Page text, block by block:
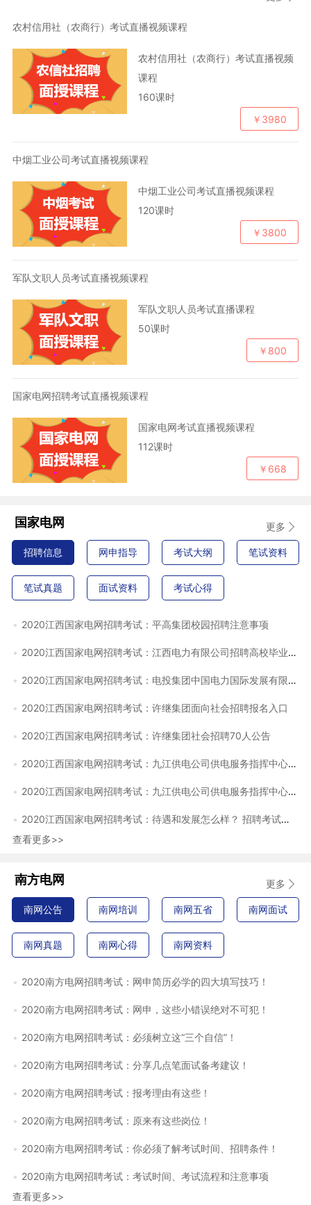
农村信用社（农商行）考试直播视频课程
农村信用社（农商行）考试直播视频
课程
160课时
￥3980
中烟工业公司考试直播视频课程
中烟工业公司考试直播视频课程
120课时
￥3800
军队文职人员考试直播视频课程
军队文职人员考试直播课程
50课时
￥800
国家电网招聘考试直播视频课程
国家电网考试直播视频课程
112课时
￥668
国家电网 更多
招聘信息 网申指导 考试大纲 笔试资料
笔试真题 面试资料 考试心得
2020江西国家电网招聘考试：平高集团校园招聘注意事项
2020江西国家电网招聘考试：江西电力有限公司招聘高校毕业生录
2020江西国家电网招聘考试：电投集团中国电力国际发展有限公司
2020江西国家电网招聘考试：许继集团面向社会招聘报名入口
2020江西国家电网招聘考试：许继集团社会招聘70人公告
2020江西国家电网招聘考试：九江供电公司供电服务指挥中心招聘
2020江西国家电网招聘考试：九江供电公司供电服务指挥中心招聘
2020江西国家电网招聘考试：待遇和发展怎么样？ 招聘考试面试：
查看更多>>
南方电网 更多
南网公告 南网培训 南网五省 南网面试
南网真题 南网心得 南网资料
2020南方电网招聘考试：网申简历必学的四大填写技巧！
2020南方电网招聘考试：网申，这些小错误绝对不可犯！
2020南方电网招聘考试：必须树立这“三个自信”！
2020南方电网招聘考试：分享几点笔面试备考建议！
2020南方电网招聘考试：报考理由有这些！
2020南方电网招聘考试：原来有这些岗位！
2020南方电网招聘考试：你必须了解考试时间、招聘条件！
2020南方电网招聘考试：考试时间、考试流程和注意事项
查看更多>>